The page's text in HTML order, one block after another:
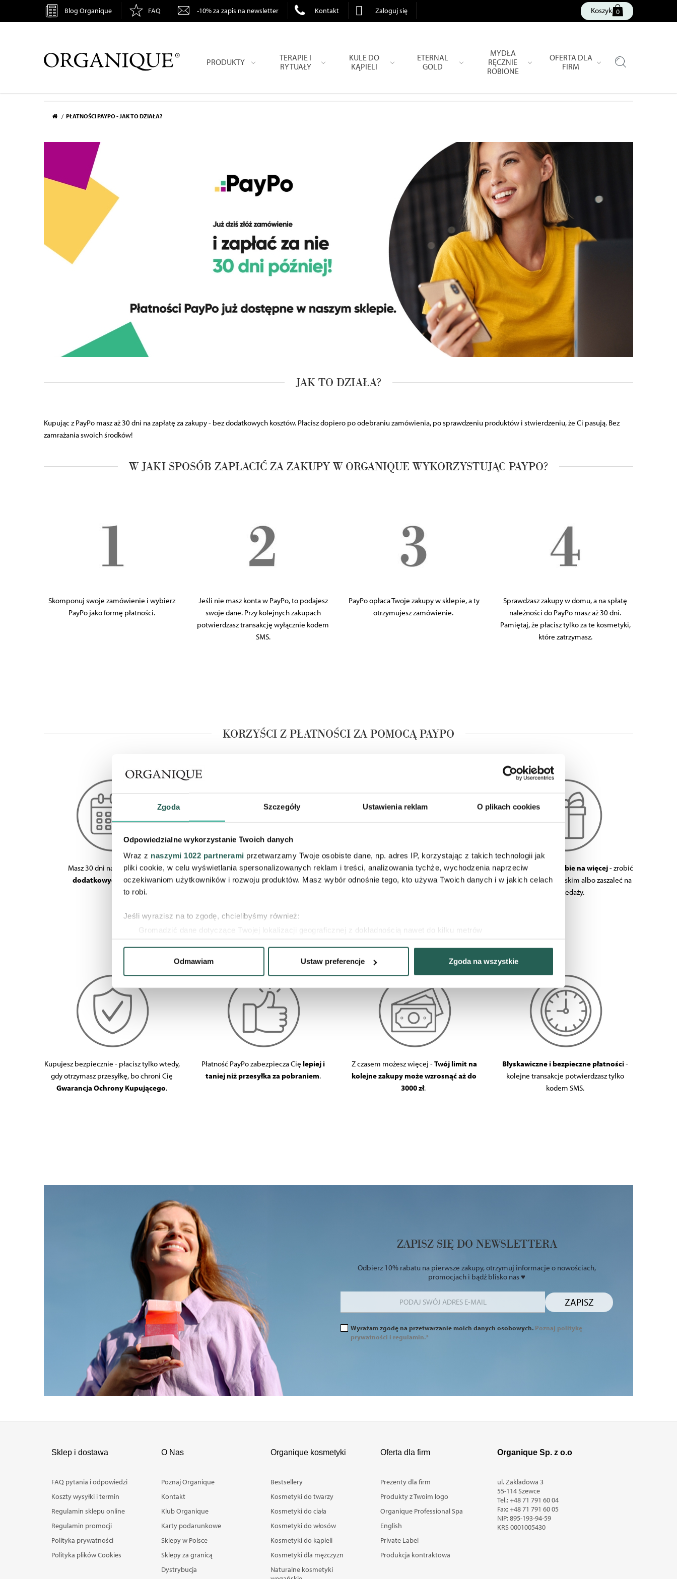
Zgoda Szczegóły Ustawienia reklam O plikach cookies
Odpowiedzialne wykorzystanie Twoich danych
Wraz z naszymi 1022 partnerami przetwarzamy Twoje osobiste dane, np. adres IP, korzystając z takich technologii jak
pliki cookie, w celu wyświetlania spersonalizowanych reklam i treści, analizowania tychże, wychodzenia naprzeciw
oczekiwaniom użytkowników i rozwoju produktów. Masz wybór odnośnie tego, kto używa Twoich danych i w jakich celach
to robi.
Jeśli wyrazisz na to zgodę, chcielibyśmy również:
Gromadzić dane dotyczące Twojej lokalizacji geograficznej z dokładnością nawet do kilku metrów
Identyfikować Twoje urządzenie, aktywnie analizując charakteryzującego je zbiory danych (fingerprinting, czyli
Dowiedz się więcej odnośnie tego, jak Twoje osobiste dane są przetwarzane oraz ustaw własne preferencje w
Wykorzystujemy pliki cookie do wybranych treści i reklam, aby oferować Ci funkcje społecznościowe i analizować ruch w
naszych witrynach. Informacje o tym, jak korzystać z naszej aplikacji, udostępniania społecznościowego, dostępnego w
aplikacji. Partnerzy mogą udostępniać te informacje z innych urządzeń elektrycznych od Ciebie lub uzyskiwanych
podczas korzystania z ich usług.
Odmawiam Ustaw preferencje Zgoda na wszystkie
Koszyk 0
Blog Organique FAQ -10% za zapis na newsletter Kontakt Zaloguj się
ORGANIQUE PRODUKTY
TERAPIE I
RYTUAŁY
KULE DO
KĄPIELI
ETERNAL
GOLD
MYDŁA
RĘCZNIE
ROBIONE
OFERTA DLA
FIRM
PŁATNOŚCI PAYPO - JAK TO DZIAŁA?
JAK TO DZIAŁA?
Kupując z PayPo masz aż 30 dni na zapłatę za zakupy - bez dodatkowych kosztów. Płacisz dopiero po odebraniu zamówienia, po sprawdzeniu produktów i stwierdzeniu, że Ci pasują. Bez
zamrażania swoich środków!
W JAKI SPOSÓB ZAPŁACIĆ ZA ZAKUPY W ORGANIQUE WYKORZYSTUJĄC PAYPO?
Skomponuj swoje zamówienie i wybierz
PayPo jako formę płatności.
Jeśli nie masz konta w PayPo, to podajesz
swoje dane. Przy kolejnych zakupach
potwierdzasz transakcję wyłącznie kodem
SMS.
PayPo opłaca Twoje zakupy w sklepie, a ty
otrzymujesz zamówienie.
Sprawdzasz zakupy w domu, a na spłatę
należności do PayPo masz aż 30 dni.
Pamiętaj, że płacisz tylko za te kosmetyki,
które zatrzymasz.
KORZYŚCI Z PŁATNOŚCI ZA POMOCĄ PAYPO
Masz 30 dni na zapłatę -bez
dodatkowych kosztów.
Jeśli potrzebujesz więcej czasu i swobody -
możesz rozłożyć płatność na wygodne
Sprawdzasz produkty w domu-
nieudane zakupy odsyłasz i płacisz tylko za
Możesz pozwolić sobie na więcej- zrobić
prezent sobie lub bliskim albo zaszaleć na
wyprzedaży.
Kupujesz bezpiecznie - płacisz tylko wtedy,
gdy otrzymasz przesyłkę, bo chroni Cię
Gwarancja Ochrony Kupującego.
Płatność PayPo zabezpiecza Cię lepiej i
taniej niż przesyłka za pobraniem.
Z czasem możesz więcej -Twój limit na
kolejne zakupy może wzrosnąć aż do
3000 zł.
Błyskawiczne i bezpieczne płatności-
kolejne transakcje potwierdzasz tylko
kodem SMS.
ZAPISZ SIĘ DO NEWSLETTERA
Odbierz 10% rabatu na pierwsze zakupy, otrzymuj informacje o nowościach,
promocjach i bądź blisko nas ♥
ZAPISZ
Wyrażam zgodę na przetwarzanie moich danych osobowych. Poznaj politykę
prywatności i regulamin.*
Sklep i dostawa
FAQ pytania i odpowiedzi
Koszty wysyłki i termin
Regulamin sklepu online
Regulamin promocji
Polityka prywatności
Polityka plików Cookies
O Nas
Poznaj Organique
Kontakt
Klub Organique
Karty podarunkowe
Sklepy w Polsce
Sklepy za granicą
Dystrybucja
Organique kosmetyki
Bestsellery
Kosmetyki do twarzy
Kosmetyki do ciała
Kosmetyki do włosów
Kosmetyki do kąpieli
Kosmetyki dla mężczyzn
Naturalne kosmetyki
Oferta dla firm
Prezenty dla firm
Produkty z Twoim logo
Organique Professional Spa
English
Private Label
Produkcja kontraktowa
Organique Sp. z o.o
ul. Zakładowa 3
55-114 Szewce
Tel.:+48 71 791 60 04
Fax:+48 71 791 60 05
NIP: 895-193-94-59
KRS0001005430